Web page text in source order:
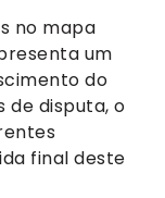
no mapa
um
do
de disputa, o
final deste